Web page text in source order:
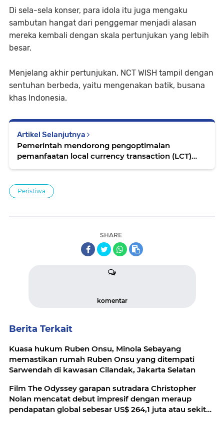
Di sela-sela konser, para idola itu juga mengaku
sambutan hangat dari penggemar menjadi alasan
mereka kembali dengan skala pertunjukan yang lebih
besar.
Menjelang akhir pertunjukan, NCT WISH tampil dengan
sentuhan berbeda, yaitu mengenakan batik, busana
khas Indonesia.
Artikel Selanjutnya
Pemerintah mendorong pengoptimalan
pemanfaatan local currency transaction (LCT)
Peristiwa
SHARE
komentar
Berita Terkait
Kuasa hukum Ruben Onsu, Minola Sebayang
memastikan rumah Ruben Onsu yang ditempati
Sarwendah di kawasan Cilandak, Jakarta Selatan
Film The Odyssey garapan sutradara Christopher
Nolan mencatat debut impresif dengan meraup
pendapatan global sebesar US$ 264,1 juta atau sekitar